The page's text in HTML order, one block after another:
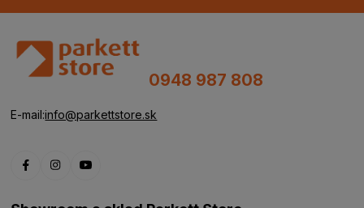
0948 987 808
E-mail:info@parkettstore.sk